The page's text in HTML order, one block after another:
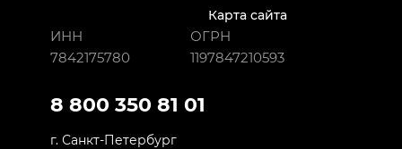
Карта сайта
ИНН
7842175780
ОГРН
1197847210593
8 800 350 81 01
г. Санкт-Петербург